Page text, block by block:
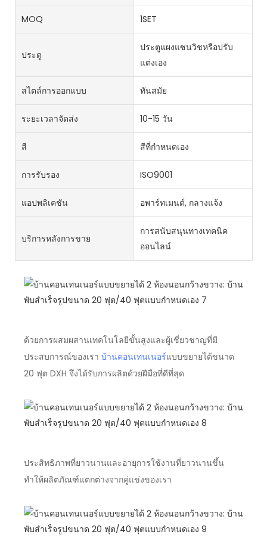
MOQ 1SET
ประตู
ประตูแผงแซนวิชหรือปรับ
แต่งเอง
สไตล์การออกแบบ ทันสมัย
ระยะเวลาจัดส่ง 10-15 วัน
สี สีที่กำหนดเอง
การรับรอง ISO9001
แอปพลิเคชัน อพาร์ทเมนต์, กลางแจ้ง
บริการหลังการขาย
การสนับสนุนทางเทคนิค
ออนไลน์
ด้วยการผสมผสานเทคโนโลยีขั้นสูงและผู้เชี่ยวชาญที่มี
ประสบการณ์ของเรา บ้านคอนเทนเนอร์แบบขยายได้ขนาด
20 ฟุต DXH จึงได้รับการผลิตด้วยฝีมือที่ดีที่สุด
ประสิทธิภาพที่ยาวนานและอายุการใช้งานที่ยาวนานขึ้น
ทำให้ผลิตภัณฑ์แตกต่างจากคู่แข่งของเรา